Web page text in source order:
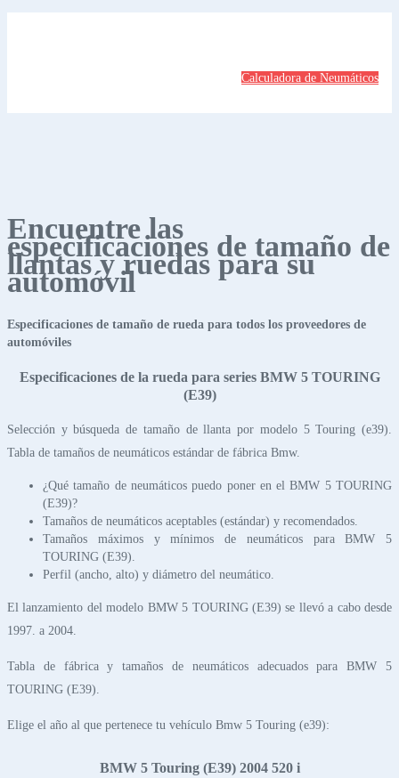
Calculadora de Neumáticos
Encuentre las
especificaciones de tamaño de
llantas y ruedas para su
automóvil
Especificaciones de tamaño de rueda para todos los proveedores de
automóviles
Especificaciones de la rueda para series BMW 5 TOURING
(E39)
Selección y búsqueda de tamaño de llanta por modelo 5 Touring (e39).
Tabla de tamaños de neumáticos estándar de fábrica Bmw.
¿Qué tamaño de neumáticos puedo poner en el BMW 5 TOURING
(E39)?
Tamaños de neumáticos aceptables (estándar) y recomendados.
Tamaños máximos y mínimos de neumáticos para BMW 5
TOURING (E39).
Perfil (ancho, alto) y diámetro del neumático.
El lanzamiento del modelo BMW 5 TOURING (E39) se llevó a cabo desde
1997. a 2004.
Tabla de fábrica y tamaños de neumáticos adecuados para BMW 5
TOURING (E39).
Elige el año al que pertenece tu vehículo Bmw 5 Touring (e39):
BMW 5 Touring (E39) 2004 520 i